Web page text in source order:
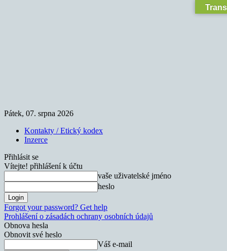
Pátek, 07. srpna 2026
Kontakty / Etický kodex
Inzerce
Přihlásit se
Vítejte! přihlášení k účtu
vaše uživatelské jméno
heslo
Forgot your password? Get help
Prohlášení o zásadách ochrany osobních údajů
Obnova hesla
Obnovit své heslo
Váš e-mail